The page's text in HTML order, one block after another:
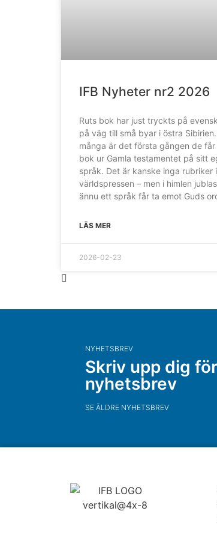
IFB Nyheter nr2 2026
Ruts bok har just tryckts på
på väg till små byar i östra
många är det första gången de får
bok ur Gamla testamentet på sitt
språk. Det är kanske inga rubriker i
världspressen – men i himlen
ännu ett språk får ta emot Guds
LÄS MER
2026-02-23
NYHETSBREV
Skriv upp dig
nyhetsbrev
SE ÄLDRE NYHETSBREV